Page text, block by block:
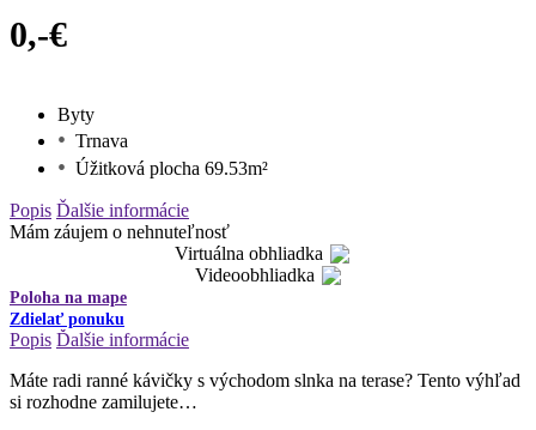
Byty
Trnava
Úžitková plocha 69.53m²
0,-€
Popis Ďalšie informácie
Mám záujem o nehnuteľnosť
Virtuálna obhliadka
Videoobhliadka
Poloha na mape
Zdielať ponuku
Popis Ďalšie informácie
Máte radi ranné kávičky s východom slnka na terase? Tento výhľad
si rozhodne zamilujete…